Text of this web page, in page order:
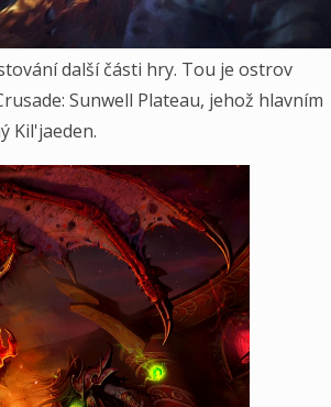
další části hry. Tou je ostrov
Sunwell Plateau, jehož hlavním
Kil'jaeden.